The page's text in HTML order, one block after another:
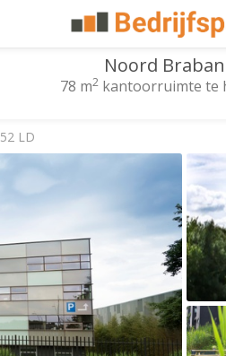
LD
Noord
78 m2kantoorruimte te